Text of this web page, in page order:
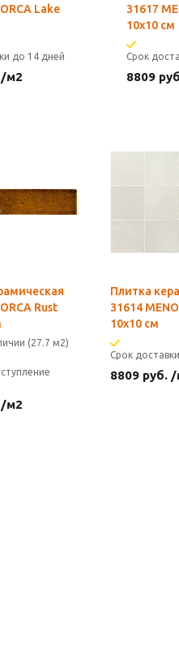
Lake
до 14 дней
/м2
31617
10х10 см
Срок
8809
Rust
(27.7 м2)
/м2
Плитка
31614
10х10 см
Срок
8809 руб. /